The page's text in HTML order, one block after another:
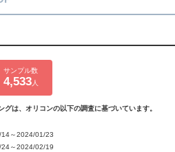
サンプル数
4,533人
は、オリコンの以下の調査に基づいています。
～2024/01/23
～2024/02/19